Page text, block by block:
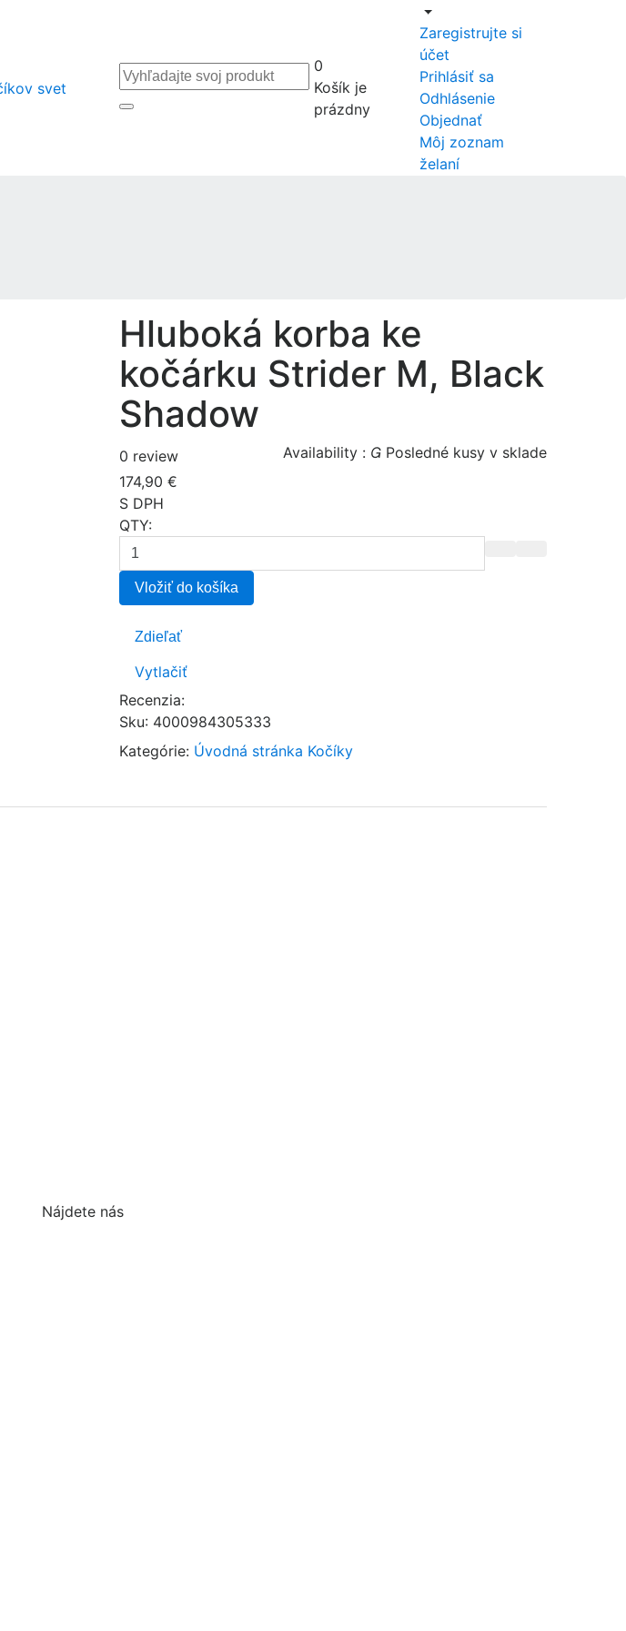
0
Košík je
prázdny
Zaregistrujte si
účet
Prihlásiť sa
Odhlásenie
Objednať
Môj zoznam
želaní
Hluboká korba ke
kočárku Strider M, Black
Shadow
0 review Availability :  Posledné kusy v sklade
174,90 €
S DPH
QTY:
Vložiť do košíka
Zdieľať
Vytlačiť
Recenzia:
Sku: 4000984305333
Kategórie: Úvodná stránka Kočíky
Nájdete nás